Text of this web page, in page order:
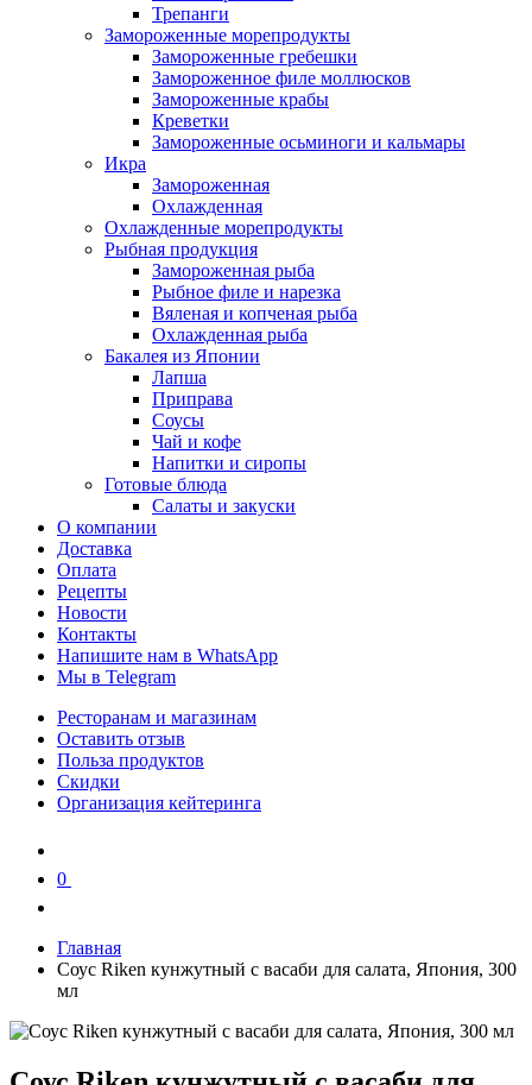
Трепанги
Замороженные морепродукты
Замороженные гребешки
Замороженное филе моллюсков
Замороженные крабы
Креветки
Замороженные осьминоги и кальмары
Икра
Замороженная
Охлажденная
Охлажденные морепродукты
Рыбная продукция
Замороженная рыба
Рыбное филе и нарезка
Вяленая и копченая рыба
Охлажденная рыба
Бакалея из Японии
Лапша
Приправа
Соусы
Чай и кофе
Напитки и сиропы
Готовые блюда
Салаты и закуски
О компании
Доставка
Оплата
Рецепты
Новости
Контакты
Напишите нам в WhatsApp
Мы в Telegram
Ресторанам и магазинам
Оставить отзыв
Польза продуктов
Скидки
Организация кейтеринга
0
Главная
Соус Riken кунжутный с васаби для салата, Япония, 300
мл